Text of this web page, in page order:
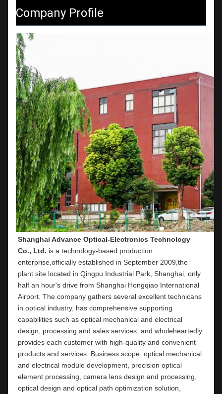
Company Profile
Shanghai Advance Optical-Electronics Technology
Co., Ltd. is a technology-based production
enterprise,officially established in September 2009,the
plant site located in Qingpu Industrial Park, Shanghai, only
half an hour's drive from Shanghai Hongqiao International
Airport. The company gathers several excellent technicans
in optical industry, has comprehensive supporting
capabilities such as optical mechanical and electrical
design, processing and sales services, and wholeheartedly
provides each customer with high-quality and convenient
products and services. Business scope: optical mechanical
and electrical module development, precision optical
element processing, camera lens design and processing,
optical design and optical path optimization solution,